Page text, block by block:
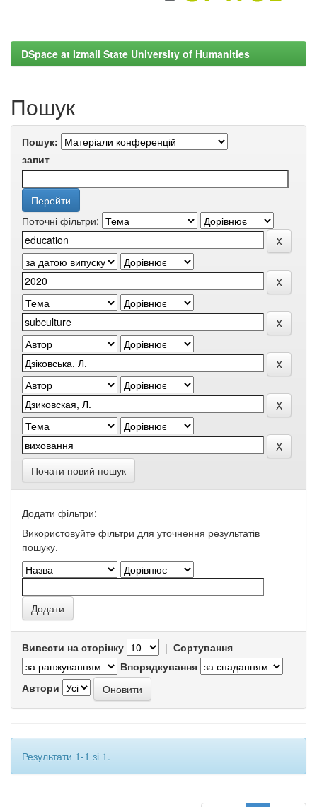
DSpace at Izmail State University of Humanities
Пошук
Пошук:
запит
Поточні фільтри:
Почати новий пошук
Додати фільтри:
Використовуйте фільтри для уточнення результатів
пошуку.
Вивести на сторінку | Сортування
Впорядкування
Автори
Результати 1-1 зі 1.